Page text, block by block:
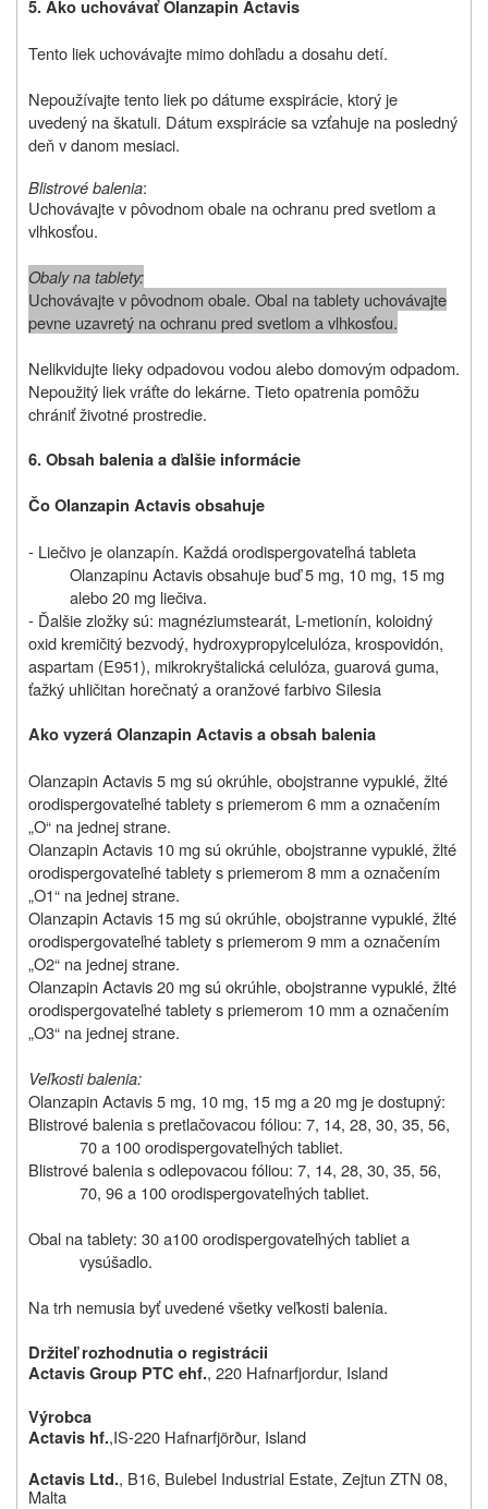
5. Ako uchovávať Olanzapin Actavis
Tento liek uchovávajte mimo dohľadu a dosahu detí.
Nepoužívajte tento liek po dátume exspirácie, ktorý je
uvedený na škatuli. Dátum exspirácie sa vzťahuje na posledný
deň v danom mesiaci.
Blistrové balenia:
Uchovávajte v pôvodnom obale na ochranu pred svetlom a
vlhkosťou.
Obaly na tablety:
Uchovávajte v pôvodnom obale. Obal na tablety uchovávajte
pevne uzavretý na ochranu pred svetlom a vlhkosťou.
Nelikvidujte lieky odpadovou vodou alebo domovým odpadom.
Nepoužitý liek vráťte do lekárne. Tieto opatrenia pomôžu
chrániť životné prostredie.
6. Obsah balenia a ďalšie informácie
Čo Olanzapin Actavis obsahuje
- Liečivo je olanzapín. Každá orodispergovateľná tableta
Olanzapinu Actavis obsahuje buď 5 mg, 10 mg, 15 mg
alebo 20 mg liečiva.
- Ďalšie zložky sú: magnéziumstearát, L-metionín, koloidný
oxid kremičitý bezvodý, hydroxypropylcelulóza, krospovidón,
aspartam (E951), mikrokryštalická celulóza, guarová guma,
ťažký uhličitan horečnatý a oranžové farbivo Silesia
Ako vyzerá Olanzapin Actavis a obsah balenia
Olanzapin Actavis 5 mg sú okrúhle, obojstranne vypuklé, žlté
orodispergovateľné tablety s priemerom 6 mm a označením
„O“ na jednej strane.
Olanzapin Actavis 10 mg sú okrúhle, obojstranne vypuklé, žlté
orodispergovateľné tablety s priemerom 8 mm a označením
„O1“ na jednej strane.
Olanzapin Actavis 15 mg sú okrúhle, obojstranne vypuklé, žlté
orodispergovateľné tablety s priemerom 9 mm a označením
„O2“ na jednej strane.
Olanzapin Actavis 20 mg sú okrúhle, obojstranne vypuklé, žlté
orodispergovateľné tablety s priemerom 10 mm a označením
„O3“ na jednej strane.
Veľkosti balenia:
Olanzapin Actavis 5 mg, 10 mg, 15 mg a 20 mg je dostupný:
Blistrové balenia s pretlačovacou fóliou: 7, 14, 28, 30, 35, 56,
70 a 100 orodispergovateľných tabliet.
Blistrové balenia s odlepovacou fóliou: 7, 14, 28, 30, 35, 56,
70, 96 a 100 orodispergovateľných tabliet.
Obal na tablety: 30 a100 orodispergovateľných tabliet a
vysúšadlo.
Na trh nemusia byť uvedené všetky veľkosti balenia.
Držiteľ rozhodnutia o registrácii
Actavis Group PTC ehf., 220 Hafnarfjordur, Island
Výrobca
Actavis hf.,IS-220 Hafnarfjörður, Island
Actavis Ltd., B16, Bulebel Industrial Estate, Zejtun ZTN 08,
Malta